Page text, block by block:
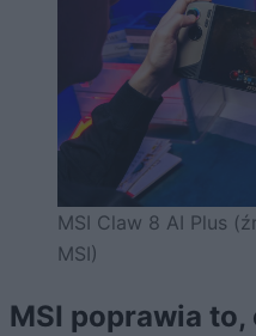
MSI Claw 8 AI Plus
MSI)
MSI poprawia